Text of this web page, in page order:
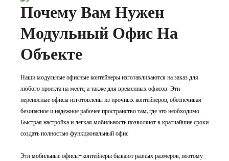
Почему Вам Нужен
Модульный Офис На
Объекте
Наши модульные офисные контейнеры изготавливаются на заказ для
любого проекта на месте, а также для временных офисов. Эти
переносные офисы изготовлены из прочных контейнеров, обеспечивая
безопасное и надежное рабочее пространство там, где это необходимо.
Быстрая настройка и легкая мобильность позволяют в кратчайшие сроки
создать полностью функциональный офис.
Эти мобильные офисы-контейнеры бывают разных размеров, поэтому